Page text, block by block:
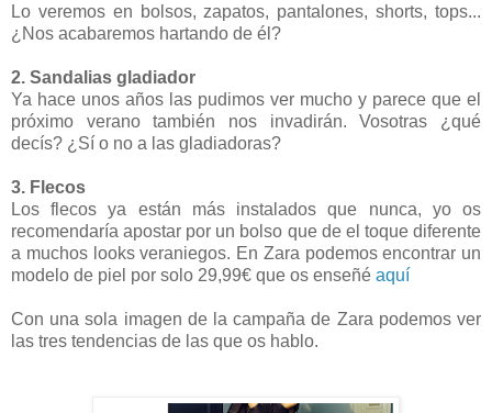
Lo veremos en bolsos, zapatos, pantalones, shorts, tops...
¿Nos acabaremos hartando de él?
2. Sandalias gladiador
Ya hace unos años las pudimos ver mucho y parece que el
próximo verano también nos invadirán. Vosotras ¿qué
decís? ¿Sí o no a las gladiadoras?
3. Flecos
Los flecos ya están más instalados que nunca, yo os
recomendaría apostar por un bolso que de el toque diferente
a muchos looks veraniegos. En Zara podemos encontrar un
modelo de piel por solo 29,99€ que os enseñé aquí
Con una sola imagen de la campaña de Zara podemos ver
las tres tendencias de las que os hablo.